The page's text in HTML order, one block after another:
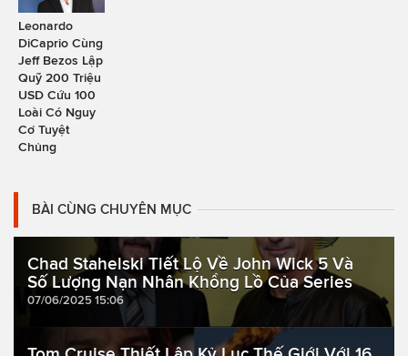
Leonardo
DiCaprio Cùng
Jeff Bezos Lập
Quỹ 200 Triệu
USD Cứu 100
Loài Có Nguy
Cơ Tuyệt
Chủng
BÀI CÙNG CHUYÊN MỤC
Chad Stahelski Tiết Lộ Về John Wick 5 Và
Số Lượng Nạn Nhân Khổng Lồ Của Series
07/06/2025 15:06